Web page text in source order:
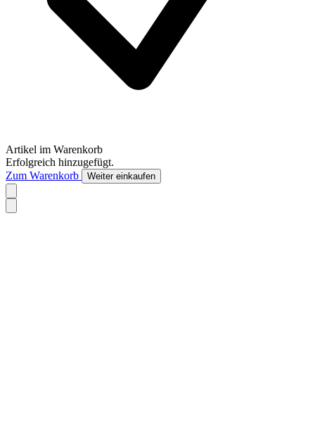
Artikel im Warenkorb
Erfolgreich hinzugefügt.
Zum Warenkorb
Weiter einkaufen